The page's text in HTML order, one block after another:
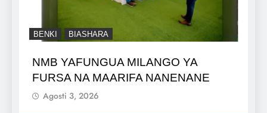
BENKI BIASHARA
NMB YAFUNGUA MILANGO YA
FURSA NA MAARIFA NANENANE
Agosti 3, 2026